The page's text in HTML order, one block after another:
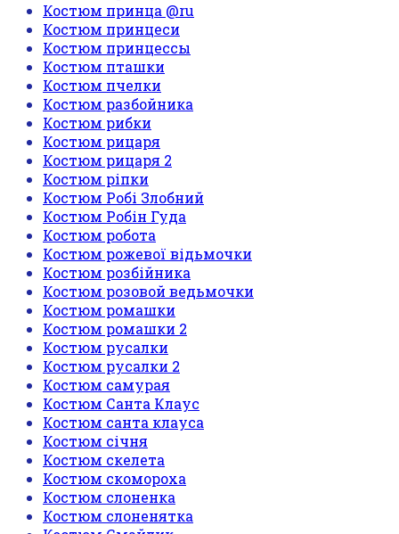
Костюм принца @ru
Костюм принцеси
Костюм принцессы
Костюм пташки
Костюм пчелки
Костюм разбойника
Костюм рибки
Костюм рицаря
Костюм рицаря 2
Костюм ріпки
Костюм Робі Злобний
Костюм Робін Гуда
Костюм робота
Костюм рожевої відьмочки
Костюм розбійника
Костюм розовой ведьмочки
Костюм ромашки
Костюм ромашки 2
Костюм русалки
Костюм русалки 2
Костюм самурая
Костюм Санта Клаус
Костюм санта клауса
Костюм січня
Костюм скелета
Костюм скомороха
Костюм слоненка
Костюм слоненятка